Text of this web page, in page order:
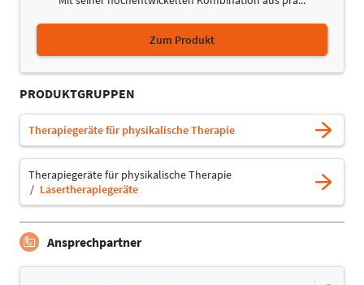
Zum Produkt
PRODUKTGRUPPEN
Therapiegeräte für physikalische Therapie
Therapiegeräte für physikalische Therapie
Lasertherapiegeräte
Ansprechpartner